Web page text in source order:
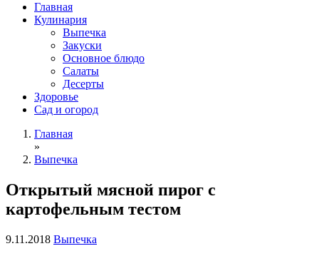
Главная
Кулинария
Выпечка
Закуски
Основное блюдо
Салаты
Десерты
Здоровье
Сад и огород
Главная
»
Выпечка
Открытый мясной пирог с
картофельным тестом
9.11.2018 Выпечка